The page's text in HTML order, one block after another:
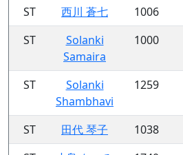
ST 西川 蒼七 1006
ST
Solanki
Samaira
1000
ST
Solanki
Shambhavi
1259
ST 田代 琴子 1038